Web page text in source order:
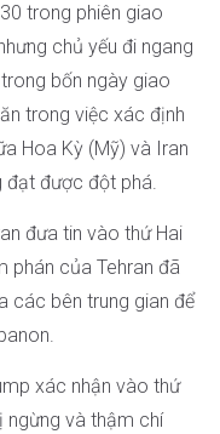
trong phiên giao
chủ yếu đi ngang
bốn ngày giao
trong việc xác định
Hoa Kỳ (Mỹ) và Iran
đạt được đột phá.
đưa tin vào thứ Hai
phán của Tehran đã
các bên trung gian để
xác nhận vào thứ
và thậm chí